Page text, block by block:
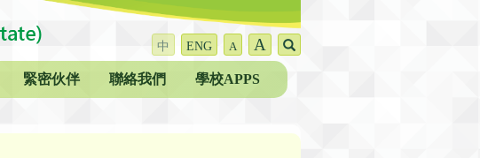
中 ENG A A
緊密伙伴 聯絡我們 學校APPS